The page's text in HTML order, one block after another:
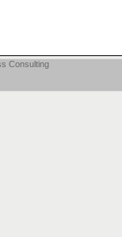
Consulting